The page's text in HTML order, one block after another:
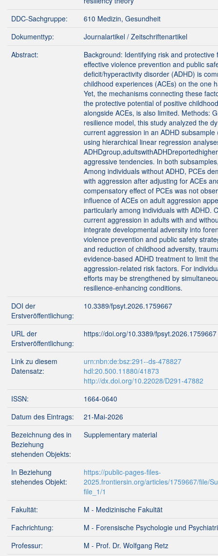
DDC-Sachgruppe:
610 Medizin, Gesundheit
Dokumenttyp:
Journalartikel / Zeitschriftenartikel
Abstract:
Background: Identifying risk and
effective violence prevention and public
deficit/hyperactivity disorder (ADHD) is
childhood experiences (ACEs) on the one
Yet, the mechanisms connecting these
the protective potential of positive
alongside ACEs, is also limited. Methods:
resilience model, this study analyzed the
current aggression in an ADHD
using hierarchical linear regression
aggressive tendencies. In both
Among individuals without ADHD, PCEs
with aggression after adjusting for ACEs
compensatory effect of PCEs was not
influence of ACEs on adult aggression
particularly among individuals with ADHD.
current aggression in adults with and
integrate developmental adversity into
violence prevention and public safety
and reduction of childhood adversity,
evidence-based ADHD treatment to limit
aggression-related risk factors. For
efforts may be strengthened by
resilience-enhancing conditions.
DOI der
Erstveröffentlichung:
10.3389/fpsyt.2026.1759667
URL der
Erstveröffentlichung:
https://doi.org/10.3389/fpsyt.2026.1759667
Link zu diesem
Datensatz:
urn:nbn:de:bsz:291--ds-478827
hdl:20.500.11880/41873
http://dx.doi.org/10.22028/D291-47882
ISSN:
1664-0640
Datum des Eintrags:
21-Mai-2026
Bezeichnung des in
Beziehung
stehenden Objekts:
Supplementary material
In Beziehung
stehendes Objekt:
https://public-pages-files-
2025.frontiersin.org/articles/1759667/file/
file_1/1
Fakultät:
M - Medizinische Fakultät
Fachrichtung:
M - Forensische Psychologie und
Professur:
M - Prof. Dr. Wolfgang Retz